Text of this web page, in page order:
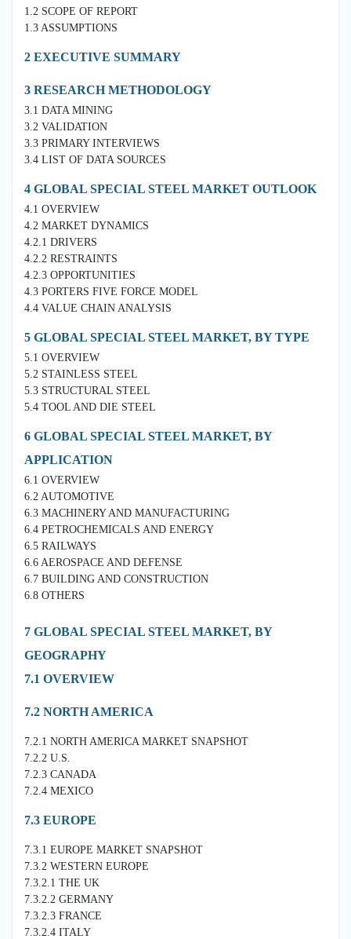
1.2 SCOPE OF REPORT
1.3 ASSUMPTIONS
2 EXECUTIVE SUMMARY
3 RESEARCH METHODOLOGY
3.1 DATA MINING
3.2 VALIDATION
3.3 PRIMARY INTERVIEWS
3.4 LIST OF DATA SOURCES
4 GLOBAL SPECIAL STEEL MARKET OUTLOOK
4.1 OVERVIEW
4.2 MARKET DYNAMICS
4.2.1 DRIVERS
4.2.2 RESTRAINTS
4.2.3 OPPORTUNITIES
4.3 PORTERS FIVE FORCE MODEL
4.4 VALUE CHAIN ANALYSIS
5 GLOBAL SPECIAL STEEL MARKET, BY TYPE
5.1 OVERVIEW
5.2 STAINLESS STEEL
5.3 STRUCTURAL STEEL
5.4 TOOL AND DIE STEEL
6 GLOBAL SPECIAL STEEL MARKET, BY
APPLICATION
6.1 OVERVIEW
6.2 AUTOMOTIVE
6.3 MACHINERY AND MANUFACTURING
6.4 PETROCHEMICALS AND ENERGY
6.5 RAILWAYS
6.6 AEROSPACE AND DEFENSE
6.7 BUILDING AND CONSTRUCTION
6.8 OTHERS
7 GLOBAL SPECIAL STEEL MARKET, BY
GEOGRAPHY
7.1 OVERVIEW
7.2 NORTH AMERICA
7.2.1 NORTH AMERICA MARKET SNAPSHOT
7.2.2 U.S.
7.2.3 CANADA
7.2.4 MEXICO
7.3 EUROPE
7.3.1 EUROPE MARKET SNAPSHOT
7.3.2 WESTERN EUROPE
7.3.2.1 THE UK
7.3.2.2 GERMANY
7.3.2.3 FRANCE
7.3.2.4 ITALY